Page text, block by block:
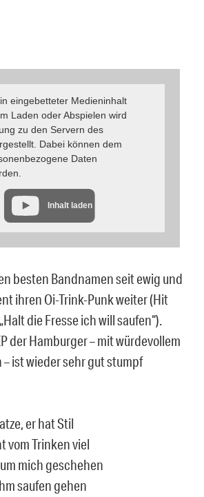
eingebetteter Medieninhalt
Laden oder Abspielen wird
zu den Servern des
Dabei können dem
Daten
Inhalt laden
besten Bandnamen seit ewig und
ihren Oi-Trink-Punk weiter (Hit
die Fresse ich will saufen“).
der Hamburger – mit würdevollem
– ist wieder sehr gut stumpf
er hat Stil
vom Trinken viel
mich geschehen
saufen gehen